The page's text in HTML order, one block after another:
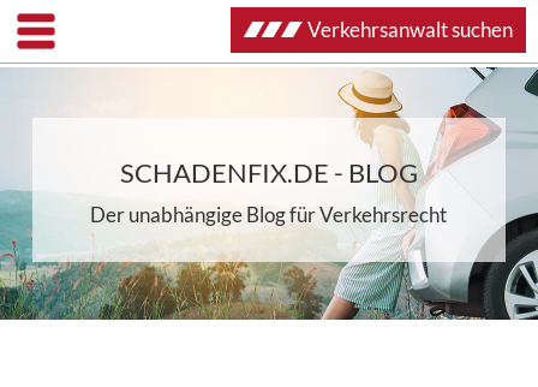
SCHADENFIX.DE - BLOG
Der unabhängige Blog für Verkehrsrecht
Verkehrsanwalt suchen